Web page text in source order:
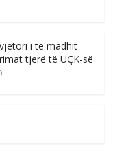
i të madhit
tjerë të UÇK-së